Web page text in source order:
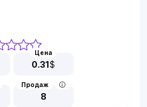
Цена
0.31$
Продаж
8